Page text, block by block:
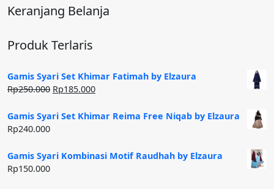
Keranjang Belanja
Produk Terlaris
Gamis Syari Set Khimar Fatimah by Elzaura
Rp250.000 Harga
adalah:
Rp185.000Harga
ini
Gamis Syari Set Khimar Reima Free Niqab by Elzaura
Rp240.000
Gamis Syari Kombinasi Motif Raudhah by Elzaura
Rp150.000